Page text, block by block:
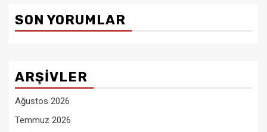
SON YORUMLAR
ARŞIVLER
Ağustos 2026
Temmuz 2026